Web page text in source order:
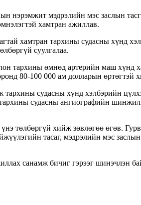
нэрэмжит мэдрэлийн мэс заслын
хамтран ажиллав.
хамтран тархины судасны хүнд
суулгалаа.
тархины өмнөд артерийн маш хүнд
80-100 000 ам долларын өртөгтэй
судасны хүнд хэлбэрийн
судасны ангиографийн
төлбөргүй хийж зөвлөгөө өгөв.
тасаг, мэдрэлийн мэс
санамж бичиг гэрээг шинэчлэн